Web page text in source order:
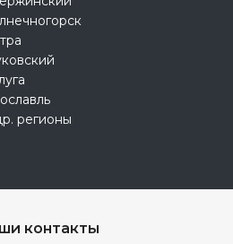
регионы
контакты